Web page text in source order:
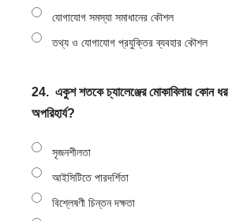
যোগাযোগ সমস্যা সমাধানের কৌশল
তথ্য ও যোগাযোগ প্রযুক্তির ব্যবহার কৌশল
24. একুশ শতকে চ্যালেঞ্জের মোকাবিলায় কোন
অপরিহার্য?
সৃজনশীলতা
আইসিটিতে পারদর্শিতা
বিশ্লেষণী চিন্তন দক্ষতা